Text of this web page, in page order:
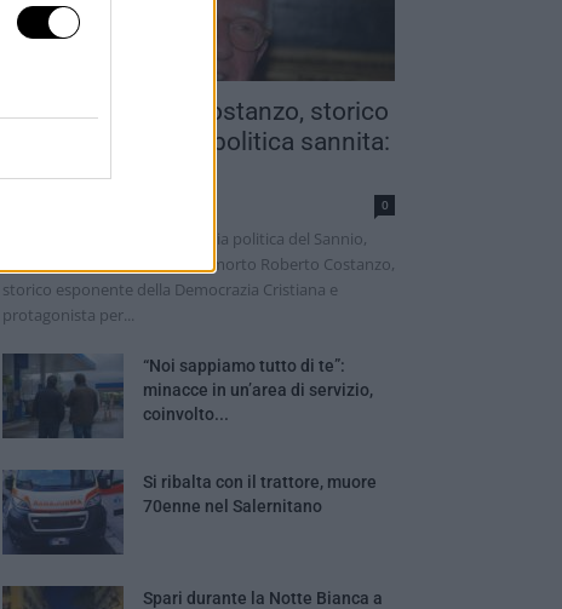
Addio a Roberto Costanzo, storico
protagonista della politica sannita:
aveva 97...
0
Una vita attraversando la storia politica del Sannio,
della Campania e dell’Italia. È morto Roberto Costanzo,
storico esponente della Democrazia Cristiana e
protagonista per...
“Noi sappiamo tutto di te”:
minacce in un’area di servizio,
coinvolto...
Si ribalta con il trattore, muore
70enne nel Salernitano
Spari durante la Notte Bianca a